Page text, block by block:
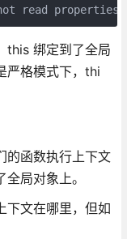
this 绑定到了全局
严格模式下，thi
的函数执行上下文
局对象上。
下文在哪里，但如